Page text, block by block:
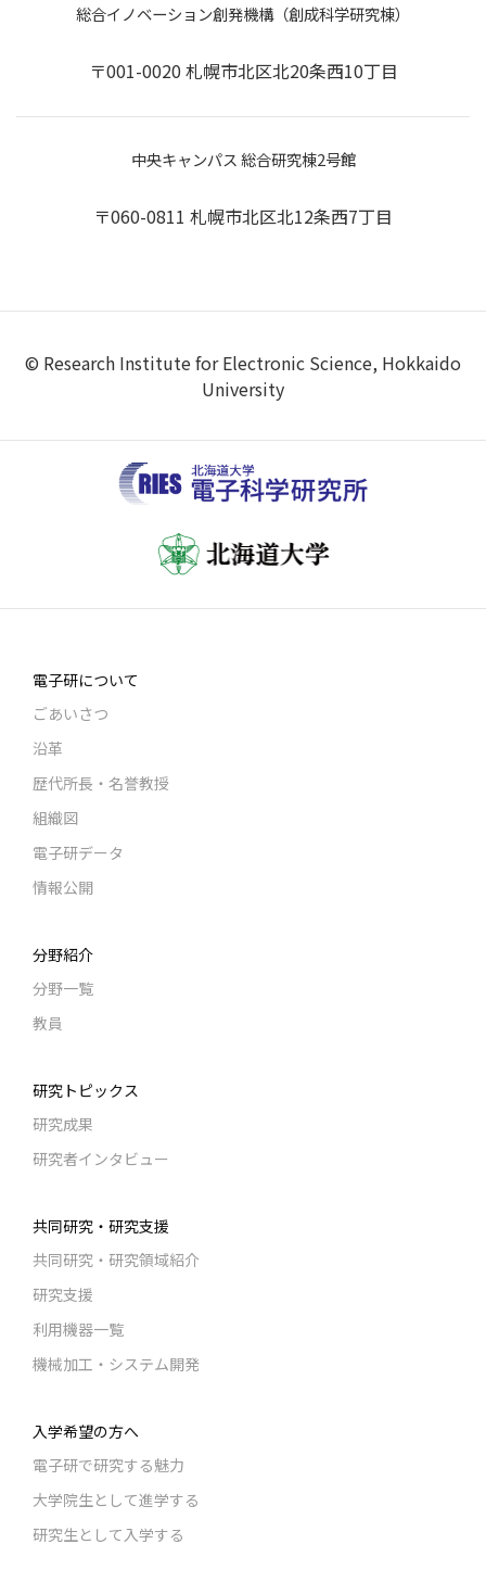
総合イノベーション創発機構（創成科学研究棟）
〒001-0020 札幌市北区北20条西10丁目
中央キャンパス 総合研究棟2号館
〒060-0811 札幌市北区北12条西7丁目
© Research Institute for Electronic Science, Hokkaido
University
電子研について
ごあいさつ
沿革
歴代所長・名誉教授
組織図
電子研データ
情報公開
分野紹介
分野一覧
教員
研究トピックス
研究成果
研究者インタビュー
共同研究・研究支援
共同研究・研究領域紹介
研究支援
利用機器一覧
機械加工・システム開発
入学希望の方へ
電子研で研究する魅力
大学院生として進学する
研究生として入学する